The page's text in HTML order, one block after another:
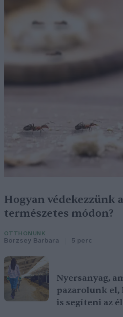
Hogyan védekezzünk
természetes módon?
OTTHONUNK
Börzsey Barbara 5 perc
Nyersanyag,
pazarolunk
is segíteni az